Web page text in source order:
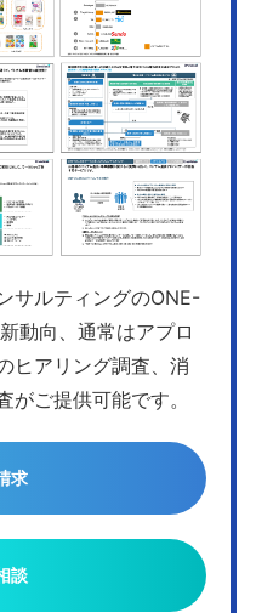
サルティングのONE-
動向、通常はアプロ
ヒアリング調査、消
がご提供可能です。
求
談